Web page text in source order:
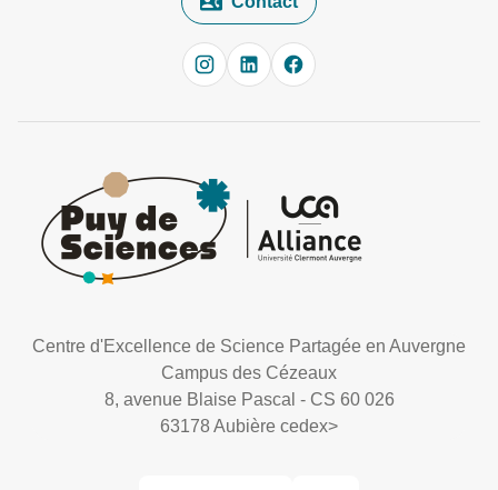
Centre d'Excellence de Science Partagée en Auvergne
Campus des Cézeaux
8, avenue Blaise Pascal - CS 60 026
63178 Aubière cedex>